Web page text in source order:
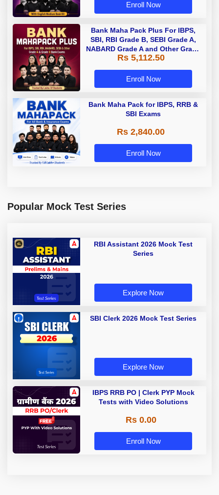
Enroll Now
Bank Maha Pack Plus For IBPS,
SBI, RBI Grade B, SEBI Grade A,
NABARD Grade A and Other Grade
A & Grade B Bank Exams
Rs 5,112.50
Enroll Now
Bank Maha Pack for IBPS, RRB &
SBI Exams
Rs 2,840.00
Enroll Now
Popular Mock Test Series
RBI Assistant 2026 Mock Test
Series
Explore Now
SBI Clerk 2026 Mock Test Series
Explore Now
IBPS RRB PO | Clerk PYP Mock
Tests with Video Solutions
Rs 0.00
Enroll Now